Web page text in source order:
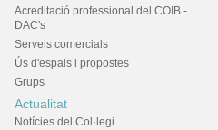
Acreditació professional del COIB -
DAC's
Serveis comercials
Ús d'espais i propostes
Grups
Actualitat
Notícies del Col·legi